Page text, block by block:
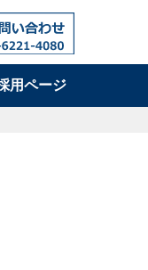
用ページ